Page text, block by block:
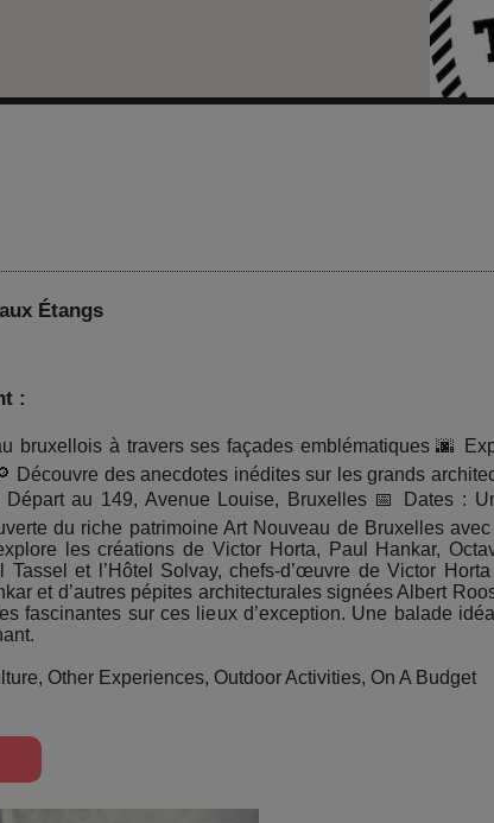
Étangs
:
bruxellois à travers ses façades emblématiques 🌆
Découvre des anecdotes inédites sur les grands
au 149, Avenue Louise, Bruxelles 📅 Dates :
du riche patrimoine Art Nouveau de Bruxelles
les créations de Victor Horta, Paul Hankar,
et l’Hôtel Solvay, chefs-d’œuvre de Victor
et d’autres pépites architecturales signées Albert
fascinantes sur ces lieux d’exception. Une balade
Other Experiences, Outdoor Activities, On A Budget